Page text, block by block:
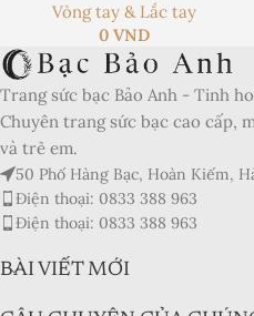
Product Currency:
Price Valid Until:
Product In-Stock:
Xếp hạng của biên tập viên:
5
Vòng tay & Lắc tay
0 VND
Trang sức bạc Bảo Anh - Tinh
Chuyên trang sức bạc cao cấp,
và trẻ em.
50 Phố Hàng Bạc, Hoàn Kiếm,
Điện thoại: 0833 388 963
Điện thoại: 0833 388 963
BÀI VIẾT MỚI